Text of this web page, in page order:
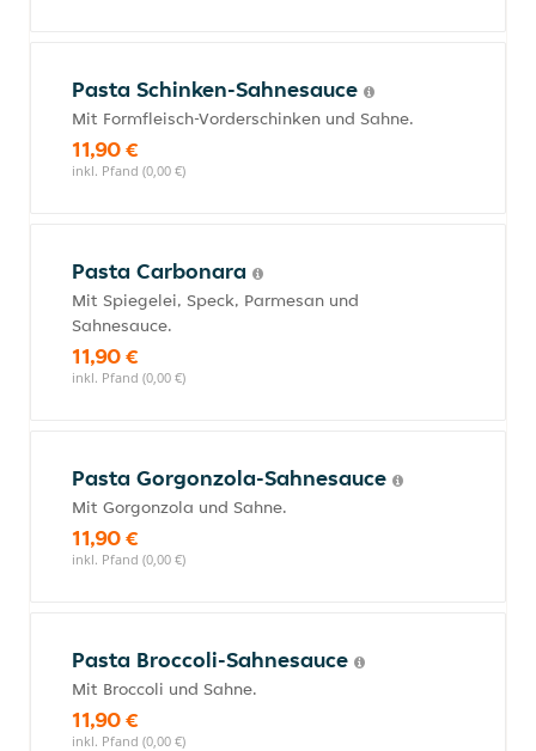
Pasta Schinken-Sahnesauce
Mit Formfleisch-Vorderschinken und Sahne.
11,90 €
inkl. Pfand (0,00 €)
Pasta Carbonara
Mit Spiegelei, Speck, Parmesan und
Sahnesauce.
11,90 €
inkl. Pfand (0,00 €)
Pasta Gorgonzola-Sahnesauce
Mit Gorgonzola und Sahne.
11,90 €
inkl. Pfand (0,00 €)
Pasta Broccoli-Sahnesauce
Mit Broccoli und Sahne.
11,90 €
inkl. Pfand (0,00 €)